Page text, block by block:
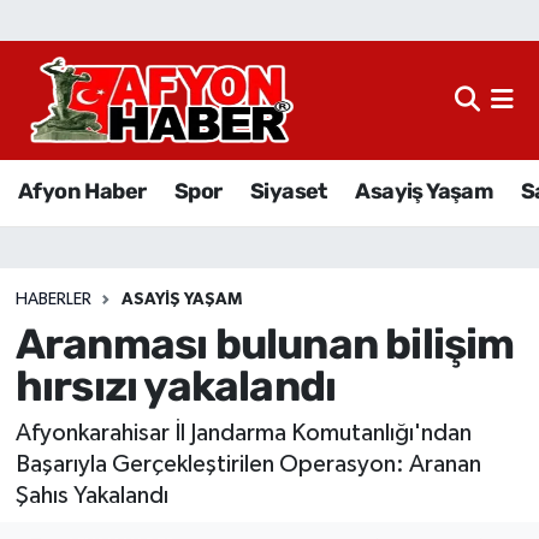
Afyon Haber Spor Siyaset Asayiş Yaşam
HABERLER ASAYIŞ YAŞAM
Aranması bulunan bilişim
hırsızı yakalandı
Afyonkarahisar İl Jandarma Komutanlığı'ndan
Başarıyla Gerçekleştirilen Operasyon: Aranan
Şahıs Yakalandı
Afyon Haber
Sağlık
Eğitim
Sivil Toplum